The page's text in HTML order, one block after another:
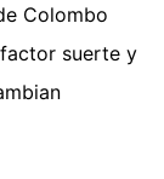
Colombo
suerte y